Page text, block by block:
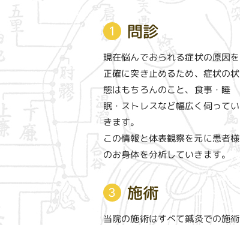
1 問診
現在悩んでおられる症状の原因を
正確に突き止めるため、症状の状
態はもちろんのこと、食事・睡
眠・ストレスなど幅広く伺ってい
きます。
この情報と体表観察を元に患者様
のお身体を分析していきます。
3 施術
当院の施術はすべて鍼灸での施術